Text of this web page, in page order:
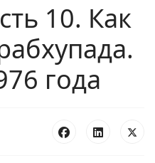
10. Как
года